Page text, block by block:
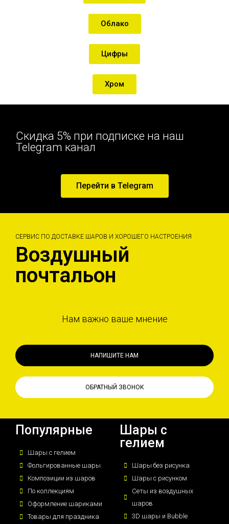
Облако
Цифры
Хром
Скидка 5% при подписке на наш
Telegram канал
Перейти в Telegram
СЕРВИС ПО ДОСТАВКЕ ШАРОВ И ХОРОШЕГО НАСТРОЕНИЯ
Воздушный
почтальон
Нам важно ваше мнение
НАПИШИТЕ НАМ
ОБРАТНЫЙ ЗВОНОК
Популярные
Шары с гелием
Фольгированные шары
Композиции из шаров
По коллекциям
Оформление шариками
Товары для праздника
Шары с
гелием
Шары без рисунка
Шары с рисунком
Сеты из воздушных
шаров
3D шары и Bubble